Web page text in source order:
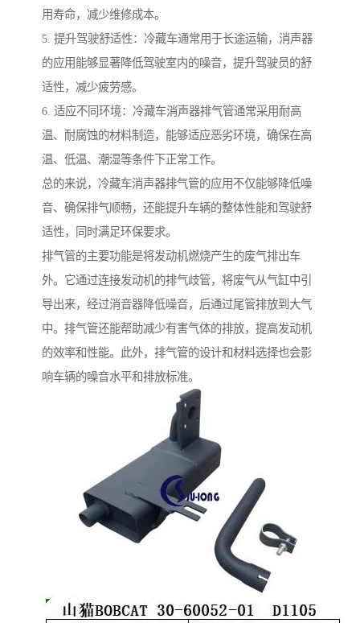
用寿命，减少维修成本。
5. 提升驾驶舒适性：冷藏车通常用于长途运输，消声器
的应用能够显著降低驾驶室内的噪音，提升驾驶员的舒
适性，减少疲劳感。
6. 适应不同环境：冷藏车消声器排气管通常采用耐高
温、耐腐蚀的材料制造，能够适应恶劣环境，确保在高
温、低温、潮湿等条件下正常工作。
总的来说，冷藏车消声器排气管的应用不仅能够降低噪
音、确保排气顺畅，还能提升车辆的整体性能和驾驶舒
适性，同时满足环保要求。
排气管的主要功能是将发动机燃烧产生的废气排出车
外。它通过连接发动机的排气歧管，将废气从气缸中引
导出来，经过消音器降低噪音，后通过尾管排放到大气
中。排气管还能帮助减少有害气体的排放，提高发动机
的效率和性能。此外，排气管的设计和材料选择也会影
响车辆的噪音水平和排放标准。